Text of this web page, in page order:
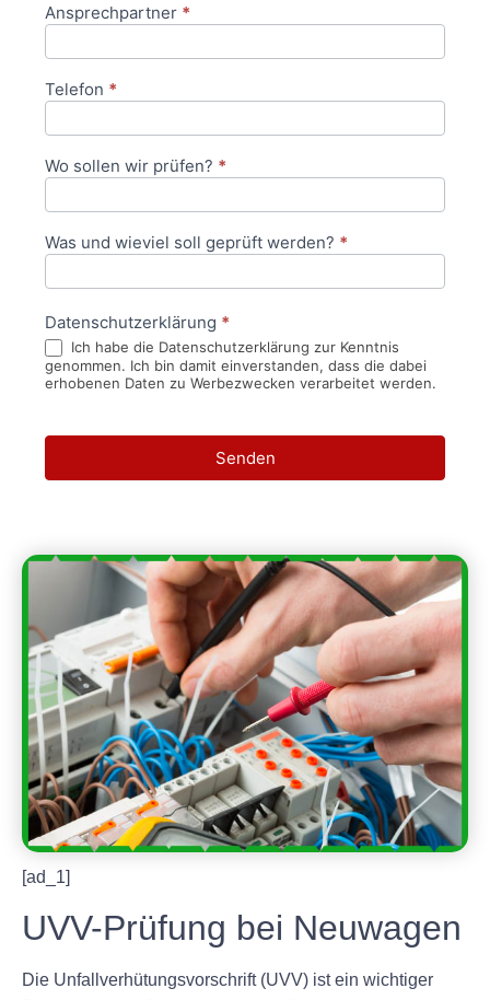
Ansprechpartner *
Telefon *
Wo sollen wir prüfen? *
Was und wieviel soll geprüft werden? *
Datenschutzerklärung *
Ich habe die Datenschutzerklärung zur Kenntnis
genommen. Ich bin damit einverstanden, dass die dabei
erhobenen Daten zu Werbezwecken verarbeitet werden.
Senden
[ad_1]
UVV-Prüfung bei Neuwagen
Die Unfallverhütungsvorschrift (UVV) ist ein wichtiger